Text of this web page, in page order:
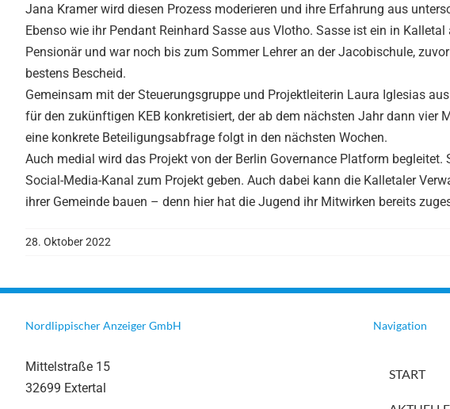
Jana Kramer wird diesen Prozess moderieren und ihre Erfahrung aus
Ebenso wie ihr Pendant Reinhard Sasse aus Vlotho. Sasse ist ein in
Pensionär und war noch bis zum Sommer Lehrer an der Jacobischule,
bestens Bescheid.
Gemeinsam mit der Steuerungsgruppe und Projektleiterin Laura Iglesias
für den zukünftigen KEB konkretisiert, der ab dem nächsten Jahr dann vier
eine konkrete Beteiligungsabfrage folgt in den nächsten Wochen.
Auch medial wird das Projekt von der Berlin Governance Platform
Social-Media-Kanal zum Projekt geben. Auch dabei kann die Kalletaler
ihrer Gemeinde bauen – denn hier hat die Jugend ihr Mitwirken bereits
28. Oktober 2022
Nordlippischer Anzeiger GmbH
Mittelstraße 15
32699 Extertal
Navigation
START